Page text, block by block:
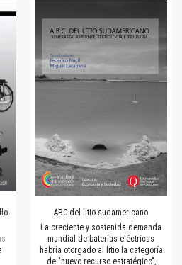
ABC del litio sudamericano
La creciente y sostenida demanda
mundial de baterías eléctricas
habría otorgado al litio la categoría
de "nuevo recurso estratégico",